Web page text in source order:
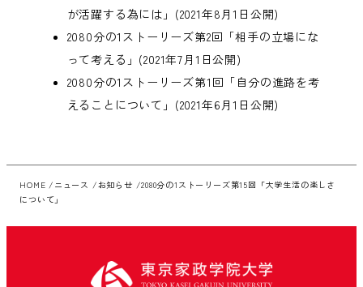
が活躍する為には」 (2021年8月1日公開)
2080分の1ストーリーズ第2回「相手の立場にな
って考える」 (2021年7月1日公開)
2080分の1ストーリーズ第1回「自分の進路を考
えることについて」 (2021年6月1日公開)
HOME ニュース お知らせ
2080分の1ストーリーズ第15回「大学生活の楽しさ
について」